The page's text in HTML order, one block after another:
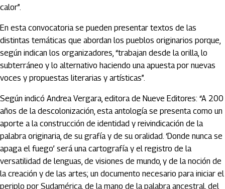
calor”.
En esta convocatoria se pueden presentar textos de las
distintas temáticas que abordan los pueblos originarios porque,
según indican los organizadores, “trabajan desde la orilla, lo
subterráneo y lo alternativo haciendo una apuesta por nuevas
voces y propuestas literarias y artísticas”.
Según indicó Andrea Vergara, editora de Nueve Editores: “A 200
años de la descolonización, esta antología se presenta como un
aporte a la construcción de identidad y reivindicación de la
palabra originaria, de su grafía y de su oralidad. ‘Donde nunca se
apaga el fuego’ será una cartografía y el registro de la
versatilidad de lenguas, de visiones de mundo, y de la noción de
la creación y de las artes; un documento necesario para iniciar el
periplo por Sudamérica, de la mano de la palabra ancestral, del